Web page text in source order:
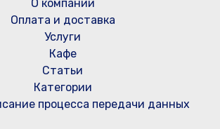
О компании
Оплата и доставка
Услуги
Кафе
Статьи
Категории
процесса передачи данных